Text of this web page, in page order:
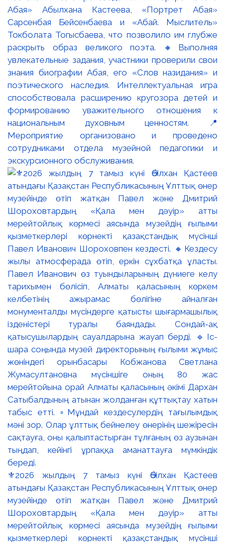
Абая» Абылхана Кастеева, «Портрет Абая»
Сарсенбая Бейсенбаева и «Абай. Мыслитель»
Токболата Тогысбаева, что позволило им глубже
раскрыть образ великого поэта. 🔸Выполняя
увлекательные задания, участники проверили свои
знания биографии Абая, его «Слов назидания» и
поэтического наследия. Интеллектуальная игра
способствовала расширению кругозора детей и
формированию уважительного отношения к
национальным духовным ценностям. 📍
Мероприятие организовано и проведено
сотрудниками отдела музейной педагогики и
экскурсионного обслуживания.
⚜️2026 жылдың 7 тамыз күні Әбілхан Қастеев
атындағы Қазақстан Республикасының Ұлттық өнер
музейінде өтіп жатқан Павел және Дмитрий
Шороховтардың «Қала мен дәуір» атты
мерейтойлық көрмесі аясында музейдің ғылыми
қызметкерлері көрнекті қазақстандық мүсінші